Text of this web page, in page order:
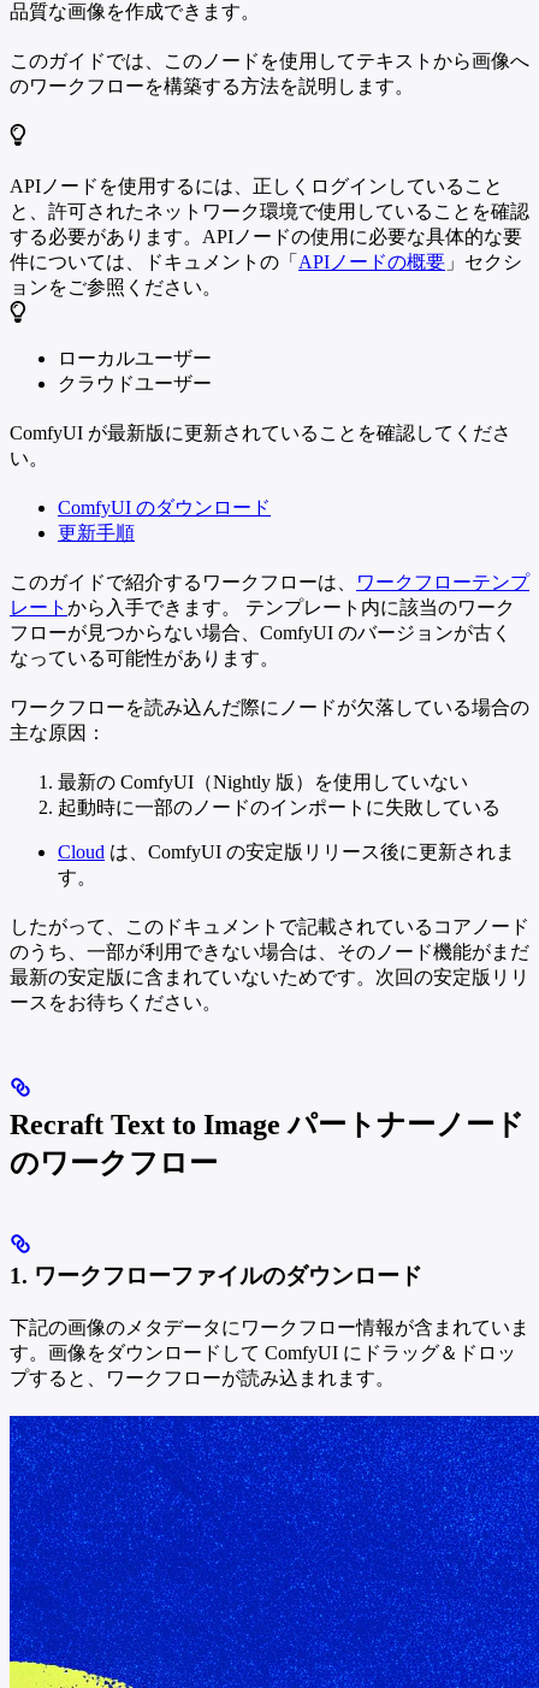
品質な画像を作成できます。
このガイドでは、このノードを使用してテキストから画像へ
のワークフローを構築する方法を説明します。
APIノードを使用するには、正しくログインしていること
と、許可されたネットワーク環境で使用していることを確認
する必要があります。APIノードの使用に必要な具体的な要
件については、ドキュメントの「 APIノードの概要 」セクシ
ョンをご参照ください。
ローカルユーザー
クラウドユーザー
ComfyUI が最新版に更新されていることを確認してくださ
い。
ComfyUI のダウンロード
更新手順
このガイドで紹介するワークフローは、
ワークフローテンプ
レート から入手できます。 テンプレート内に該当のワーク
フローが見つからない場合、ComfyUI のバージョンが古く
なっている可能性があります。
ワークフローを読み込んだ際にノードが欠落している場合の
主な原因：
最新の ComfyUI（Nightly 版）を使用していない
起動時に一部のノードのインポートに失敗している
Cloud は、ComfyUI の安定版リリース後に更新されま
す。
したがって、このドキュメントで記載されているコアノード
のうち、一部が利用できない場合は、そのノード機能がまだ
最新の安定版に含まれていないためです。次回の安定版リリ
ースをお待ちください。
Recraft Text to Image パートナーノード
のワークフロー
1. ワークフローファイルのダウンロード
下記の画像のメタデータにワークフロー情報が含まれていま
す。画像をダウンロードして ComfyUI にドラッグ＆ドロッ
プすると、ワークフローが読み込まれます。